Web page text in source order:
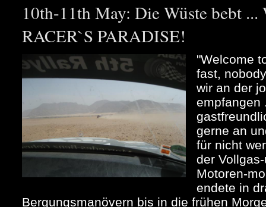
10th-11th May: Die Wüste bebt
RACER`S PARADISE!
"Welcome
fast,
wir an der
empfangen
gerne an
für nicht
der
Motoren-
endete in
Bergungsmanövern bis in die frühen